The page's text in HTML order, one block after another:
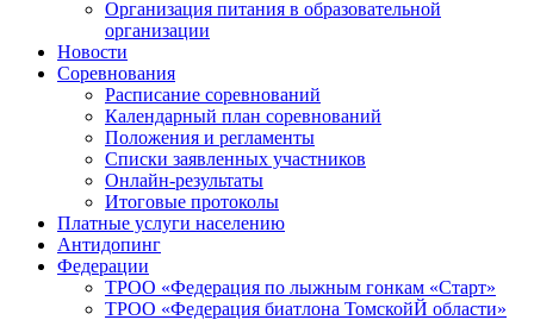
Организация питания в образовательной
организации
Новости
Соревнования
Расписание соревнований
Календарный план соревнований
Положения и регламенты
Списки заявленных участников
Онлайн-результаты
Итоговые протоколы
Платные услуги населению
Антидопинг
Федерации
ТРОО «Федерация по лыжным гонкам «Старт»
ТРОО «Федерация биатлона ТомскойЙ области»